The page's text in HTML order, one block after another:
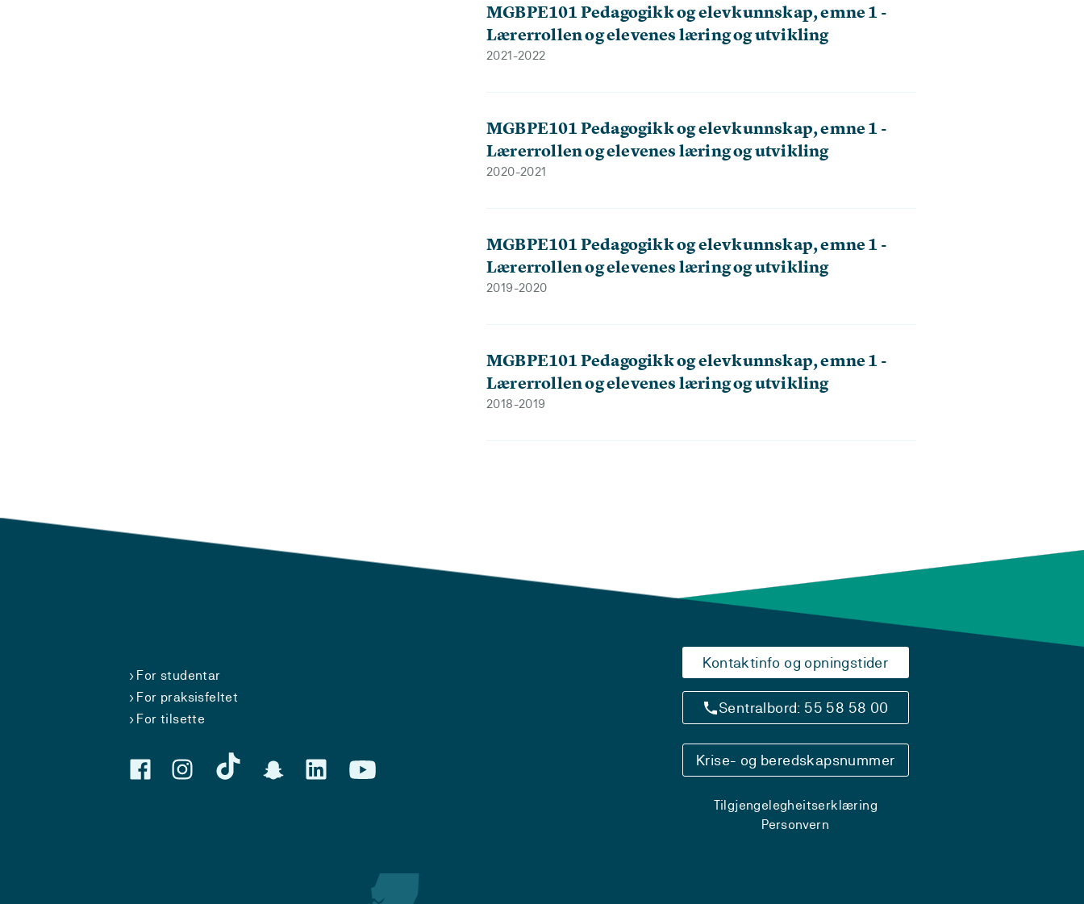
MGBPE101 Pedagogikk og elevkunnskap, emne 1 -
Lærerrollen og elevenes læring og utvikling
2021-2022
MGBPE101 Pedagogikk og elevkunnskap, emne 1 -
Lærerrollen og elevenes læring og utvikling
2020-2021
MGBPE101 Pedagogikk og elevkunnskap, emne 1 -
Lærerrollen og elevenes læring og utvikling
2019-2020
MGBPE101 Pedagogikk og elevkunnskap, emne 1 -
Lærerrollen og elevenes læring og utvikling
2018-2019
For studentar
For praksisfeltet
For tilsette
Kontaktinfo og opningstider
Sentralbord: 55 58 58 00
Krise- og beredskapsnummer
Tilgjengelegheitserklæring
Personvern